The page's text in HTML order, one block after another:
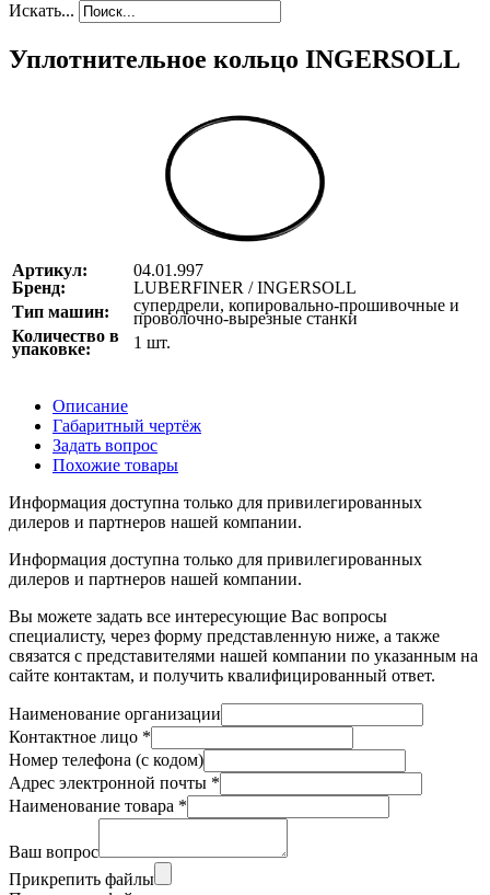
Искать...
Уплотнительное кольцо INGERSOLL
Артикул:
04.01.997
Бренд:
LUBERFINER / INGERSOLL
Тип машин:
супердрели, копировально-прошивочные и
проволочно-вырезные станки
Количество в
упаковке: 1 шт.
Описание
Габаритный чертёж
Задать вопрос
Похожие товары
Информация доступна только для привилегированных
дилеров и партнеров нашей компании.
Информация доступна только для привилегированных
дилеров и партнеров нашей компании.
Вы можете задать все интересующие Вас вопросы
специалисту, через форму представленную ниже, а также
связатся с представителями нашей компании по указанным на
сайте контактам, и получить квалифицированный ответ.
Наименование организации
Контактное лицо *
Номер телефона (с кодом)
Адрес электронной почты *
Наименование товара *
Ваш вопрос
Прикрепить файлы